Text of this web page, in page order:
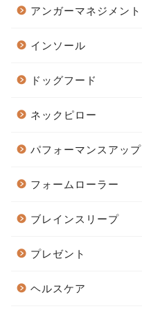
アンガーマネジメント
インソール
ドッグフード
ネックピロー
パフォーマンスアップ
フォームローラー
ブレインスリープ
プレゼント
ヘルスケア